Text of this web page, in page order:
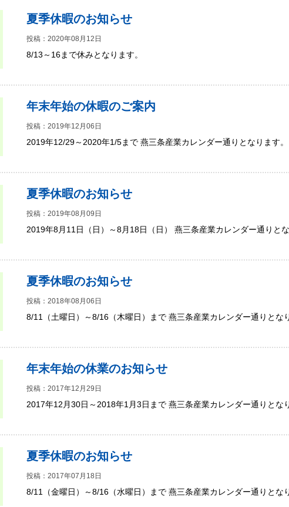
夏季休暇のお知らせ
投稿：2020年08月12日
8/13～16まで休みとなります。
年末年始の休暇のご案内
投稿：2019年12月06日
2019年12/29～2020年1/5まで 燕三条産業カレンダー通りとなります。
夏季休暇のお知らせ
投稿：2019年08月09日
2019年8月11日（日）～8月18日（日） 燕三条産業カレンダー通りとな
夏季休暇のお知らせ
投稿：2018年08月06日
8/11（土曜日）～8/16（木曜日）まで 燕三条産業カレンダー通りとな
年末年始の休業のお知らせ
投稿：2017年12月29日
2017年12月30日～2018年1月3日まで 燕三条産業カレンダー通りとな
夏季休暇のお知らせ
投稿：2017年07月18日
8/11（金曜日）～8/16（水曜日）まで 燕三条産業カレンダー通りとな